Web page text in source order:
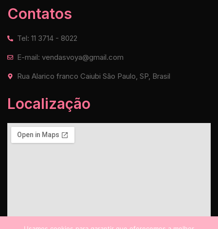
Contatos
Tel: 11 3714 - 8022
E-mail: vendasvoya@gmail.com
Rua Alarico franco Caiubi São Paulo, SP, Brasil
Localização